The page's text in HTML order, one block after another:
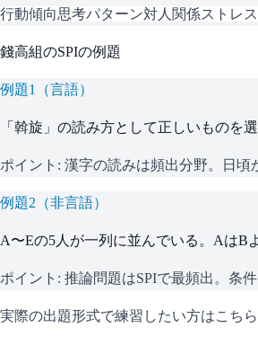
行動傾向思考パターン対人関係ストレ
錢高組のSPIの例題
例題1 （言語）
「斡旋」の読み方として正しいものを選
ポイント: 漢字の読みは頻出分野。日頃
例題2 （非言語）
A〜Eの5人が一列に並んでいる。AはB
ポイント: 推論問題はSPIで最頻出。条
実際の出題形式で練習したい方はこち